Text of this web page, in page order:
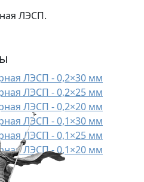
ЛЭСП.
ЛЭСП - 0,2×30 мм
ЛЭСП - 0,2×25 мм
ЛЭСП - 0,2×20 мм
ЛЭСП - 0,1×30 мм
ЛЭСП - 0,1×25 мм
ЛЭСП - 0,1×20 мм